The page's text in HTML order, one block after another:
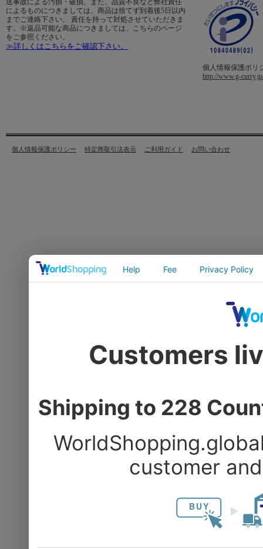
送事故による汚損・破損。また、品質不良など弊社責任
によるものにつきましては、商品は捨てず到着後5日以内
までご連絡下さい。 責任を持って対処させていただきま
す。※返品可能な商品につきましては、こちらのページ
をご参照ください。
≫詳しくはこちらをご確認下さい。
個人情報保護ポリ
http://www.g-
個人情報保護ポリシー 特定商取引法表示 ご利用ガイド お問い合わせ